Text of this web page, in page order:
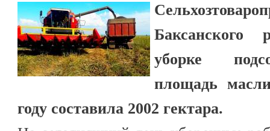
Баксанского
уборке
площадь
году составила 2002 гектара.